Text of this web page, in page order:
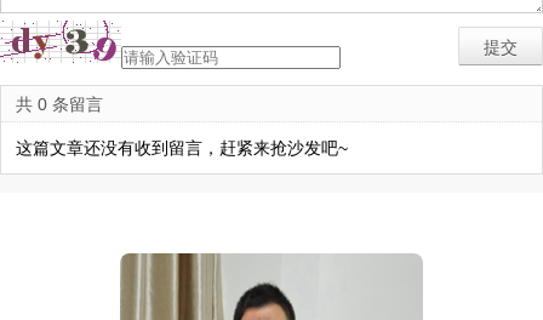
共 0 条留言
这篇文章还没有收到留言，赶紧来抢沙发吧~